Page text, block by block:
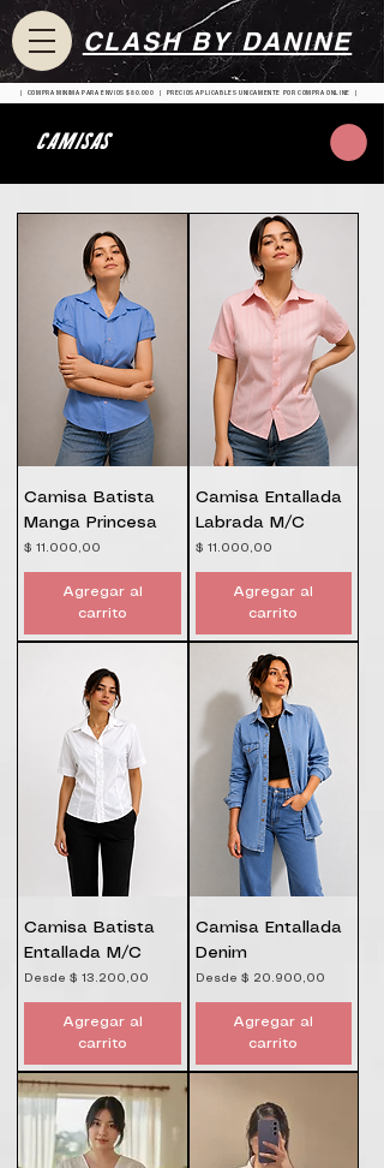
| COMPRA MINIMA PARA ENVIOS $80.000 | PRECIOS APLICABLES UNICAMENTE POR COMPRA ONLINE |
CLASH BY DANINE
CAMISAS
Camisa Batista
Manga Princesa
Precio
$ 11.000,00
Agregar al
carrito
Camisa Entallada
Labrada M/C
Precio
$ 11.000,00
Agregar al
carrito
Camisa Batista
Entallada M/C
Desde $ 13.200,00
Precio de oferta
Agregar al
carrito
Camisa Entallada
Denim
Desde $ 20.900,00
Precio de oferta
Agregar al
carrito